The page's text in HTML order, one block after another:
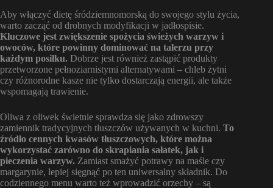
Aby włączyć dietę śródziemnomorską do swojego stylu życia,
warto zacząć od drobnych modyfikacji w jadłospisie.
Kluczowe jest zwiększenie spożycia świeżych warzyw i
owoców, które powinny dominować na talerzu przy
każdym posiłku. Dobrze jest również zastąpić produkty
przetworzone pełnoziarnistymi alternatywami – chleb żytni
czy różnorodne kasze nie tylko dostarczają energii, ale także
wspomagają trawienie.
Oliwa z oliwek świetnie sprawdza się jako zdrowszy
zamiennik tradycyjnych tłuszczów używanych w kuchni. To
źródło cennych kwasów tłuszczowych, które można
wykorzystać zarówno do skrapiania sałatek, jak i
pieczenia warzyw. Zamiast smażyć potrawy na maśle czy
margarynie, lepiej sięgnąć po ten uniwersalny składnik. Do
codziennego menu warto też wprowadzić orzechy – są